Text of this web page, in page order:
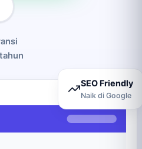
SEO Friendly
Naik di Google